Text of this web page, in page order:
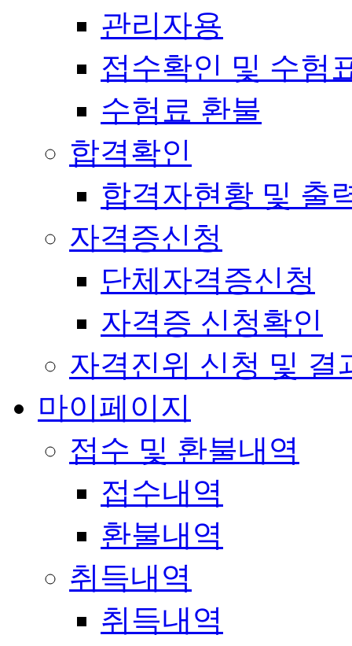
관리자용
접수확인 및 수험
수험료 환불
합격확인
합격자현황 및 출
자격증신청
단체자격증신청
자격증 신청확인
자격진위 신청 및 결
마이페이지
접수 및 환불내역
접수내역
환불내역
취득내역
취득내역